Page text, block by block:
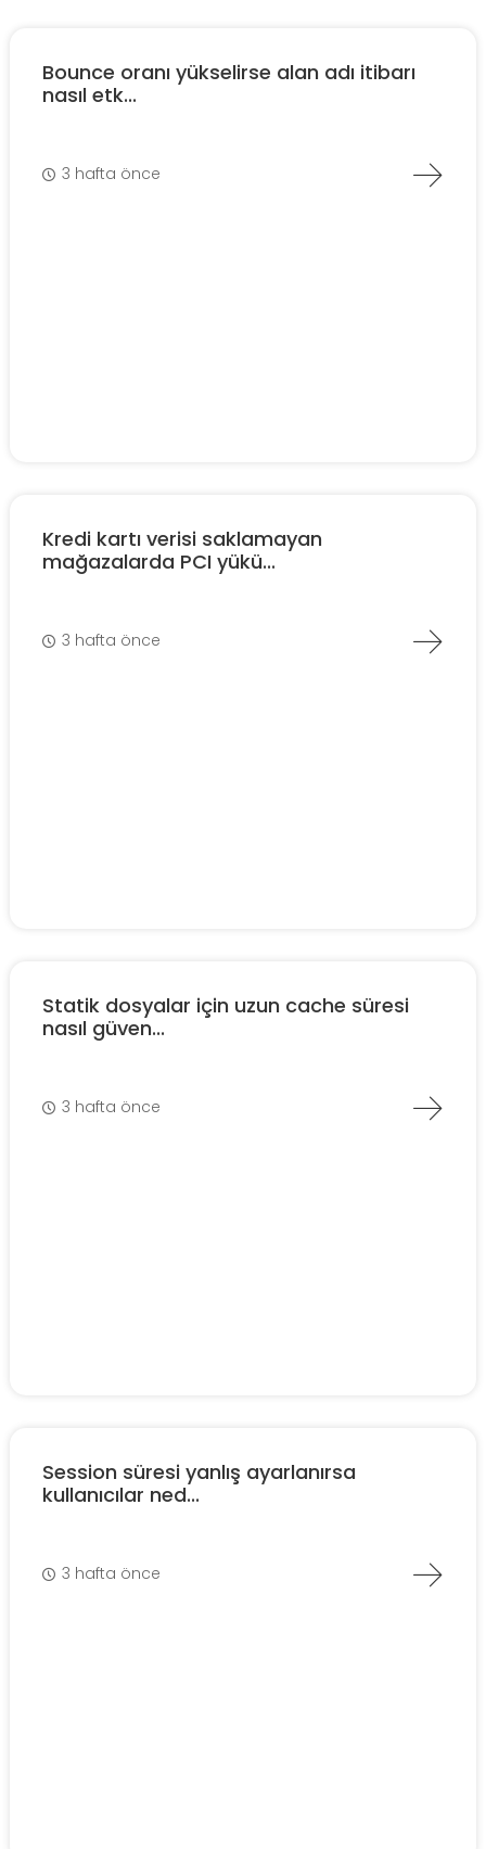
Bounce oranı yükselirse alan adı itibarı
nasıl etk...
3 hafta önce
Kredi kartı verisi saklamayan
mağazalarda PCI yükü...
3 hafta önce
Statik dosyalar için uzun cache süresi
nasıl güven...
3 hafta önce
Session süresi yanlış ayarlanırsa
kullanıcılar ned...
3 hafta önce